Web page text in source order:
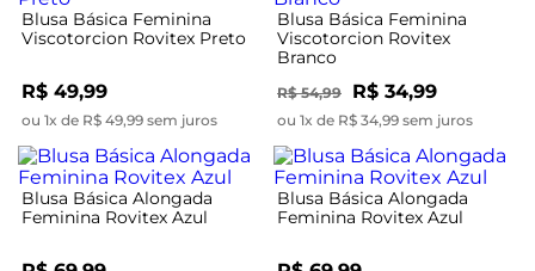
Blusa Básica Feminina
Viscotorcion Rovitex Preto
R$ 49,99
ou 1x de R$ 49,99 sem juros
Blusa Básica Feminina
Viscotorcion Rovitex
Branco
R$ 54,99 R$ 34,99
ou 1x de R$ 34,99 sem juros
Blusa Básica Alongada
Feminina Rovitex Azul
Blusa Básica Alongada
Feminina Rovitex Azul